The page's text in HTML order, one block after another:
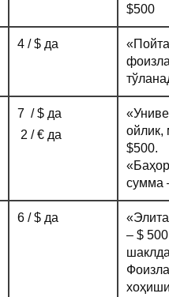
$500
4 / $ да
7 / $ да
2 / € да
ойлик,
$500.
сумма
6 / $ да
– $